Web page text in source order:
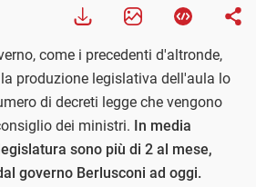
come i precedenti d'altronde,
produzione legislativa dell'aula lo
di decreti legge che vengono
dei ministri. In media
sono più di 2 al mese,
governo Berlusconi ad oggi.